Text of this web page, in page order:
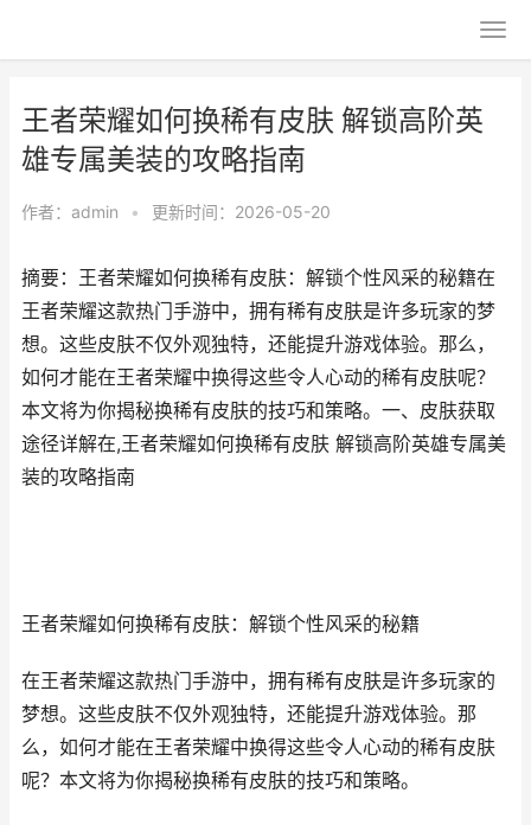
王者荣耀如何换稀有皮肤 解锁高阶英
雄专属美装的攻略指南
作者： admin • 更新时间：2026-05-20
摘要：王者荣耀如何换稀有皮肤：解锁个性风采的秘籍在
王者荣耀这款热门手游中，拥有稀有皮肤是许多玩家的梦
想。这些皮肤不仅外观独特，还能提升游戏体验。那么，
如何才能在王者荣耀中换得这些令人心动的稀有皮肤呢？
本文将为你揭秘换稀有皮肤的技巧和策略。一、皮肤获取
途径详解在,王者荣耀如何换稀有皮肤 解锁高阶英雄专属美
装的攻略指南
王者荣耀如何换稀有皮肤：解锁个性风采的秘籍
在王者荣耀这款热门手游中，拥有稀有皮肤是许多玩家的
梦想。这些皮肤不仅外观独特，还能提升游戏体验。那
么，如何才能在王者荣耀中换得这些令人心动的稀有皮肤
呢？本文将为你揭秘换稀有皮肤的技巧和策略。